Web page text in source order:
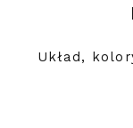
Układ,